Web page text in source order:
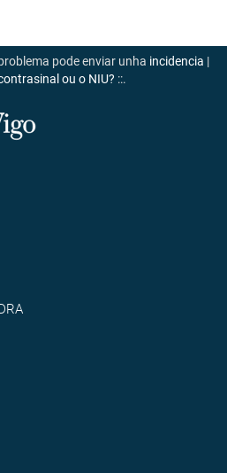
pode enviar unha incidencia |
ou o NIU? ::.